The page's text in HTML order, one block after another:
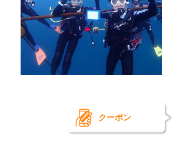
クーポン